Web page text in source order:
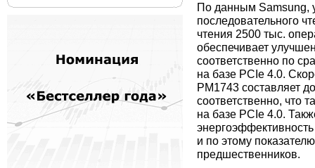
По данным Samsung,
последовательного
чтения 2500 тыс.
обеспечивает
соответственно по
на базе PCIe 4.0.
PM1743 составляет
соответственно, что
на базе PCIe 4.0.
и по этому
предшественников.